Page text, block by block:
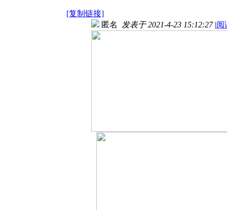
[复制链接]
匿名 发表于 2021-4-23 15:12:27 |阅